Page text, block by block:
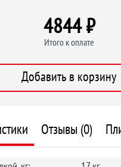
4844 ₽
Итого к оплате
Добавить в корзину
Отзывы (0)